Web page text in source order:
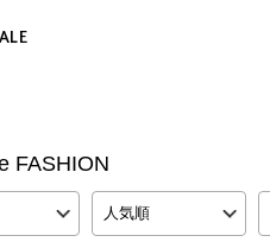
FASHION
人気順